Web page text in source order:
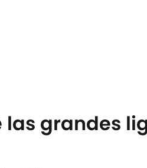
las grandes